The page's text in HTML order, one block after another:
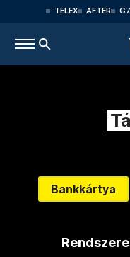
TELEX AFTER G7
Bankkártya